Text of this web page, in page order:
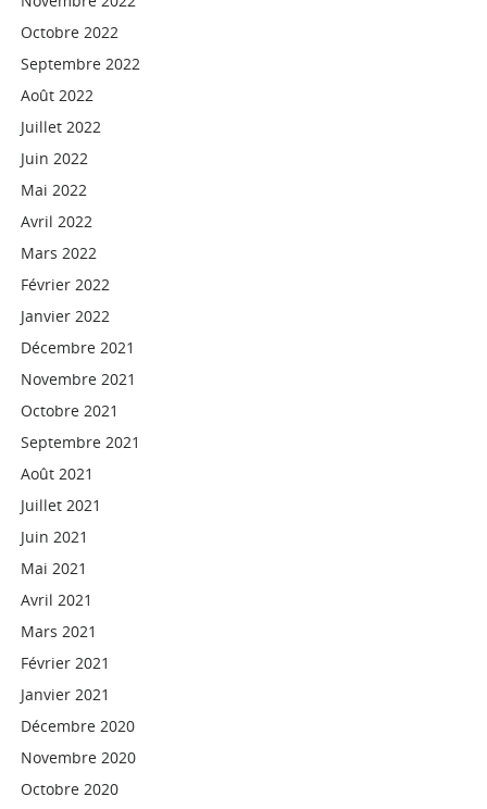
Octobre 2022
Septembre 2022
Août 2022
Juillet 2022
Juin 2022
Mai 2022
Avril 2022
Mars 2022
Février 2022
Janvier 2022
Décembre 2021
Novembre 2021
Octobre 2021
Septembre 2021
Août 2021
Juillet 2021
Juin 2021
Mai 2021
Avril 2021
Mars 2021
Février 2021
Janvier 2021
Décembre 2020
Novembre 2020
Octobre 2020